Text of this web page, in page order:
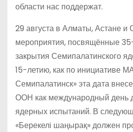
области нас поддержат.
29 августа в Алматы, Астане и
мероприятия, посвящённые
закрытия Семипалатинского
15-летию, как по инициативе
Семипалатинск» эта дата
ООН как международный день
ядерных испытаний. В
«Берекелі шаңырақ» должен